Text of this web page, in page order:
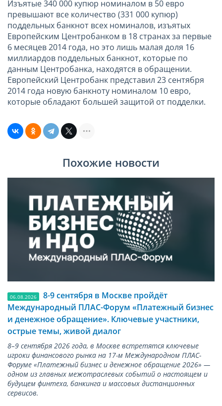
Изъятые 340 000 купюр номиналом в 50 евро
превышают все количество (331 000 купюр)
поддельных банкнот всех номиналов, изъятых
Европейским Центробанком в 18 странах за первые
6 месяцев 2014 года, но это лишь малая доля 16
миллиардов поддельных банкнот, которые по
данным Центробанка, находятся в обращении.
Европейский Центробанк представил 23 сентября
2014 года новую банкноту номиналом 10 евро,
которые обладают большей защитой от подделки.
Похожие новости
06.08.2026
8-9 сентября в Москве пройдёт
Международный ПЛАС-Форум «Платежный бизнес
и денежное обращение». Ключевые участники,
острые темы, живой диалог
8–9 сентября 2026 года, в Москве встретятся ключевые
игроки финансового рынка на 17-м Международном ПЛАС-
Форуме «Платежный бизнес и денежное обращение 2026» —
одном из главных межотраслевых событий о настоящем и
будущем финтеха, банкинга и массовых дистанционных
сервисов.